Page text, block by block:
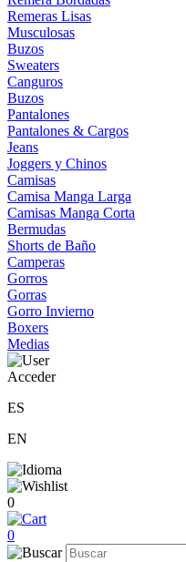
Remeras Lisas
Musculosas
Buzos
Sweaters
Canguros
Buzos
Pantalones
Pantalones & Cargos
Jeans
Joggers y Chinos
Camisas
Camisa Manga Larga
Camisas Manga Corta
Bermudas
Shorts de Baño
Camperas
Gorros
Gorras
Gorro Invierno
Boxers
Medias
Acceder
ES
EN
0
0